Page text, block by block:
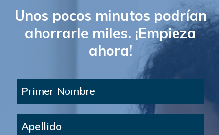
Unos pocos minutos podrían
ahorrarle miles. ¡Empieza
ahora!
Primer Nombre
Apellido